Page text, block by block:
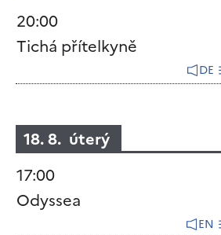
20:00
Tichá přítelkyně
DE
18. 8. úterý
17:00
Odyssea
EN